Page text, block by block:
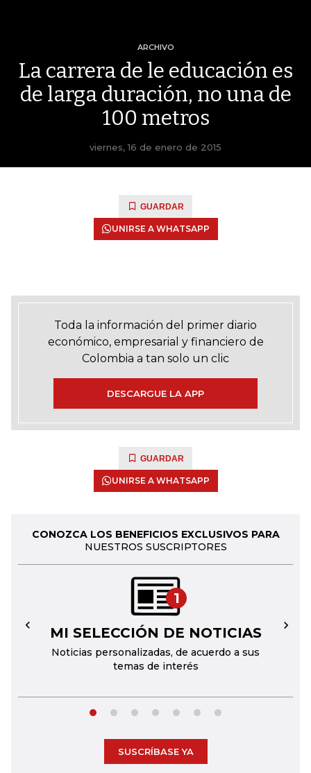
ARCHIVO
La carrera de le educación es
de larga duración, no una de
100 metros
viernes, 16 de enero de 2015
GUARDAR
UNIRSE A WHATSAPP
Toda la información del primer diario
económico, empresarial y financiero de
Colombia a tan solo un clic
DESCARGUE LA APP
GUARDAR
UNIRSE A WHATSAPP
CONOZCA LOS BENEFICIOS EXCLUSIVOS PARA
NUESTROS SUSCRIPTORES
1
MI SELECCIÓN DE NOTICIAS
Noticias personalizadas, de acuerdo a sus
temas de interés
← →
SUSCRÍBASE YA